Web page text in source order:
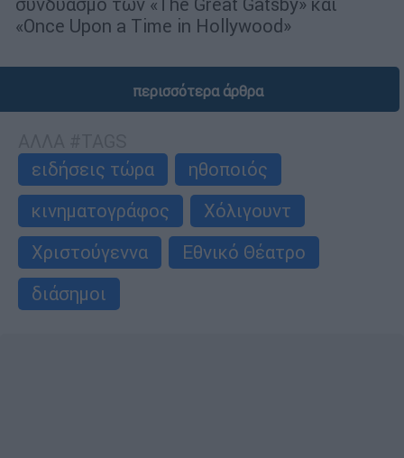
«Once Upon a Time in Hollywood»
περισσότερα άρθρα
ειδήσεις τώρα
ηθοποιός
κινηματογράφος
Χόλιγουντ
Χριστούγεννα
Εθνικό Θέατρο
διάσημοι